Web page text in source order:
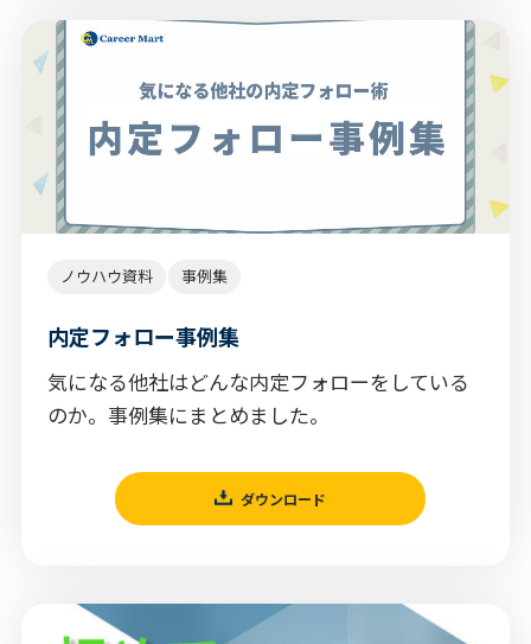
ノウハウ資料 事例集
内定フォロー事例集
気になる他社はどんな内定フォローをしている
のか。事例集にまとめました。
ダウンロード